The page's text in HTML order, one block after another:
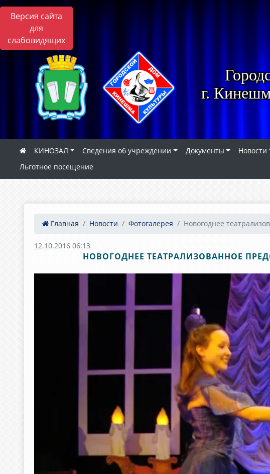
Версия сайта
для
слабовидящих
г.
КИНОЗАЛ Сведения об учреждении Документы Новости
Льготное посещение
Главная Новости Фотогалерея Новогоднее
12.10.2016 06:13
НОВОГОДНЕЕ ТЕАТРАЛИЗОВАННОЕ